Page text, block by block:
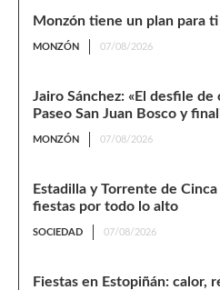
Monzón tiene un plan para
MONZÓN 07/08/2026
Jairo Sánchez: «El desfile de
Paseo San Juan Bosco y
MONZÓN 07/08/2026
Estadilla y Torrente de
fiestas por todo lo alto
SOCIEDAD 07/08/2026
Fiestas en Estopiñán: calor,